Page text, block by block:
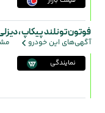
فوتون تونلند پیکاپ ،
آگهی‌های این خودرو
نمایندگی